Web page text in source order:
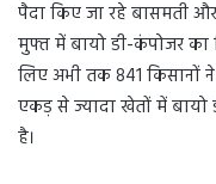
पैदा किए जा रहे बासमती
मुफ्त में बायो डी-कंपोजर
लिए अभी तक 841 किसानों
एकड़ से ज्यादा खेतों में बायो
है।